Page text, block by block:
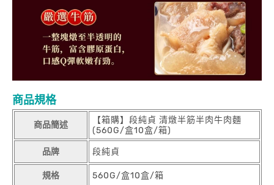
商品規格
商品簡述
【箱購】段純貞 清燉半筋半肉牛肉麵
(560G/盒10盒/箱)
品牌 段純貞
規格 560G/盒10盒/箱